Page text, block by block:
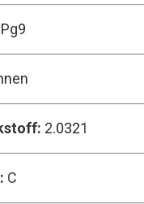
Pg9
2.0321
C